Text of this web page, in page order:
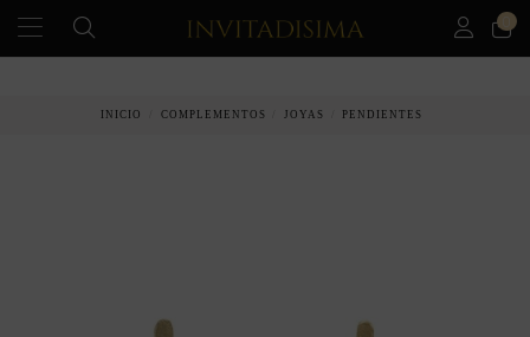
INICIO COMPLEMENTOS JOYAS PENDIENTES